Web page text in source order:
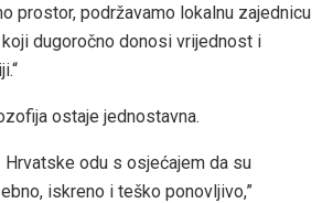
prostor, podržavamo lokalnu zajednicu
dugoročno donosi vrijednost i
ostaje jednostavna.
odu s osjećajem da su
iskreno i teško ponovljivo,”